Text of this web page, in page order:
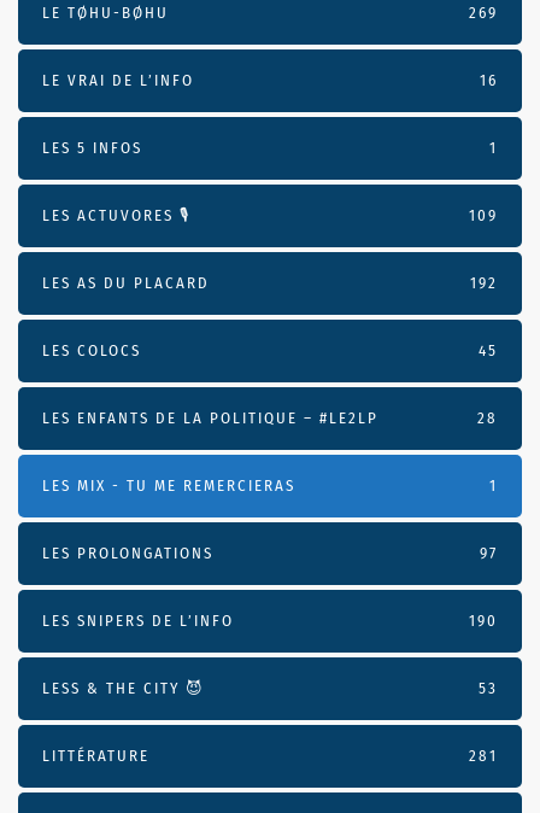
LE TØHU-BØHU 269
LE VRAI DE L’INFO 16
LES 5 INFOS 1
LES ACTUVORES 🎙 109
LES AS DU PLACARD 192
LES COLOCS 45
LES ENFANTS DE LA POLITIQUE – #LE2LP 28
LES MIX - TU ME REMERCIERAS 1
LES PROLONGATIONS 97
LES SNIPERS DE L’INFO 190
LESS & THE CITY 😈 53
LITTÉRATURE 281